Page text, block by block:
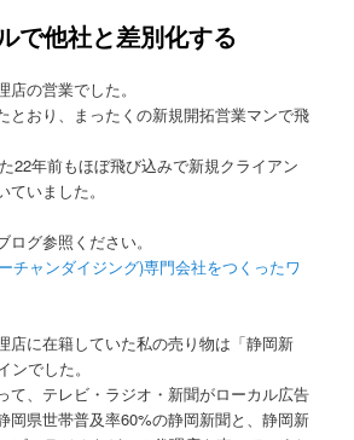
で他社と差別化する
の営業でした。
とおり、まったくの新規開拓営業マンで飛
22年前もほぼ飛び込みで新規クライアン
ていました。
グ参照ください。
チャンダイジング)専門会社をつくったワ
店に在籍していた私の売り物は「静岡新
でした。
て、テレビ・ラジオ・新聞がローカル広告
岡県世帯普及率60%の静岡新聞と、静岡新